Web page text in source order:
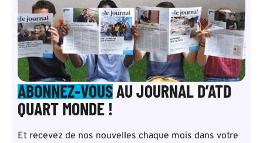
ABONNEZ-VOUSAU JOURNAL D’ATD
QUART MONDE !
Et recevez de nos nouvelles chaque mois dans votre